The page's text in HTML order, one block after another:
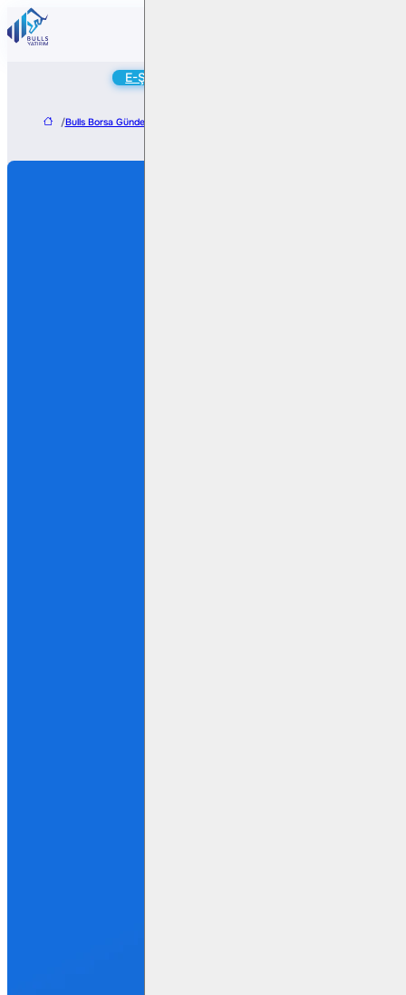
E-Şube
/Bulls Borsa Gündem